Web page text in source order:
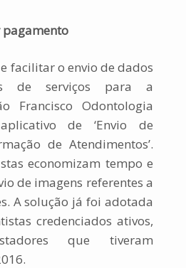
facilitar o envio de dados
de serviços para a
Francisco Odontologia
de ‘Envio de
de Atendimentos’.
economizam tempo e
de imagens referentes a
A solução já foi adotada
credenciados ativos,
que tiveram